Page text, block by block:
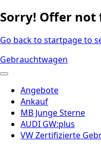
Sorry! Offer not
Go back to startpage to
Gebrauchtwagen
Angebote
Ankauf
MB Junge Sterne
AUDI GW:plus
VW Zertifizierte